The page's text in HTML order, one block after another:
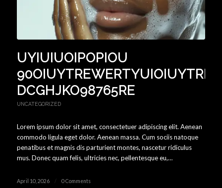
UYIUIUOIPOPIOU
90OIUYTREWERTYUIOIUYTRE
DCGHJKO98765RE
UNCATEGORIZED
Lorem ipsum dolor sit amet, consectetuer adipiscing elit. Aenean
commodo ligula eget dolor. Aenean massa. Cum sociis natoque
penatibus et magnis dis parturient montes, nascetur ridiculus
mus. Donec quam felis, ultricies nec, pellentesque eu,…
April 10, 2026 / 0 Comments